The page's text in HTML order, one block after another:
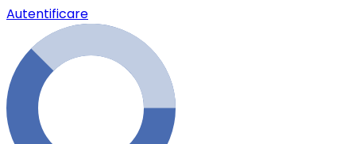
Autentificare